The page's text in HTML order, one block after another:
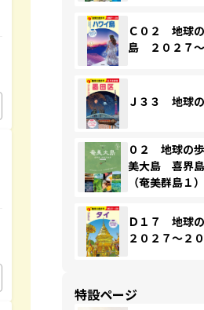
Ｃ０２ 地球
島 ２０２７
Ｊ３３ 地球
０２ 地球の
美大島 喜界
（奄美群島
Ｄ１７ 地球
２０２７～２
特設ページ